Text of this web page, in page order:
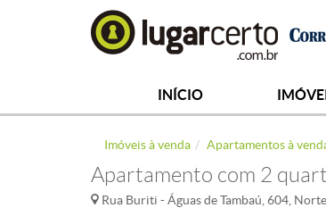
INÍCIO
Imóveis à venda Apartamentos à
Apartamento com 2
Rua Buriti - Águas de Tambaú, 604,